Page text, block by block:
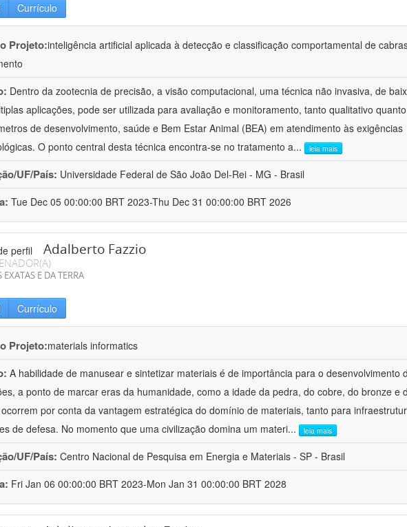
Currículo
Projeto:inteligência artificial aplicada à detecção e classificação comportamental de
Dentro da zootecnia de precisão, a visão computacional, uma técnica não invasiva, de
aplicações, pode ser utilizada para avaliação e monitoramento, tanto qualitativo
de desenvolvimento, saúde e Bem Estar Animal (BEA) em atendimento às exigências
O ponto central desta técnica encontra-se no tratamento a... leia mais
UF/País: Universidade Federal de São João Del-Rei - MG - Brasil
Tue Dec 05 00:00:00 BRT 2023-Thu Dec 31 00:00:00 BRT 2026
Adalberto Fazzio
EXATAS E DA TERRA
Currículo
Projeto:materials informatics
A habilidade de manusear e sintetizar materiais é de importância para o desenvolvimento
a ponto de marcar eras da humanidade, como a idade da pedra, do cobre, do bronze e
por conta da vantagem estratégica do domínio de materiais, tanto para
de defesa. No momento que uma civilização domina um materi... leia mais
UF/País: Centro Nacional de Pesquisa em Energia e Materiais - SP - Brasil
Fri Jan 06 00:00:00 BRT 2023-Mon Jan 31 00:00:00 BRT 2028